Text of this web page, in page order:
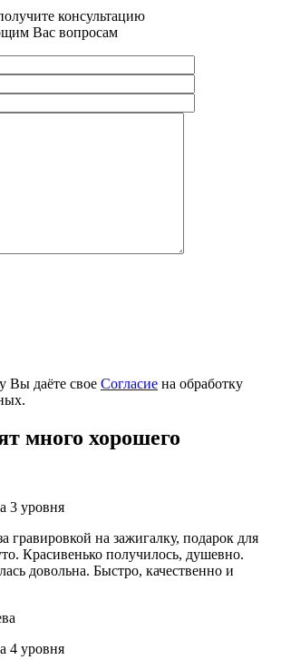
консультацию
Вас вопросам
Вы даёте свое Согласие на обработку
много хорошего
3 уровня
гравировкой на зажигалку, подарок для
Красивенько получилось, душевно.
довольна. Быстро, качественно и
4 уровня